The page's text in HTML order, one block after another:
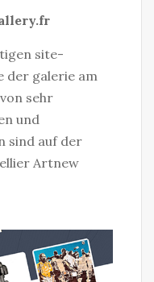
site-
der galerie am
sehr
und
sind auf der
Artnew